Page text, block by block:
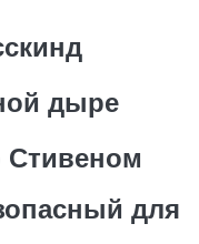
дыре
Стивеном
для